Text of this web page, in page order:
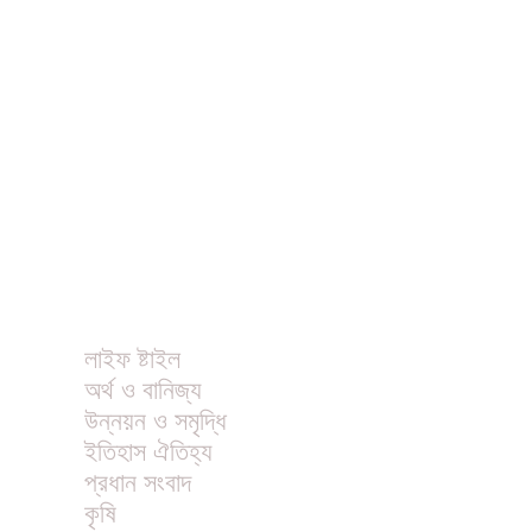
লাইফ ষ্টাইল
অর্থ ও বানিজ্য
উন্নয়ন ও সমৃদ্ধি
ইতিহাস ঐতিহ্য
প্রধান সংবাদ
কৃষি